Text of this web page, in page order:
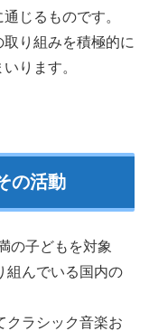
じるものです。
り組みを積極的に
ります。
の活動
の子どもを対象
組んでいる国内の
クラシック音楽お